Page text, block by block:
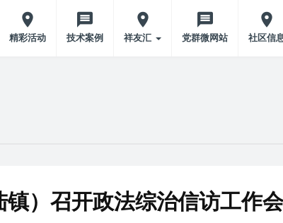
精彩活动 技术案例 祥友汇 党群微网站 社区信
）召开政法综治信访工作